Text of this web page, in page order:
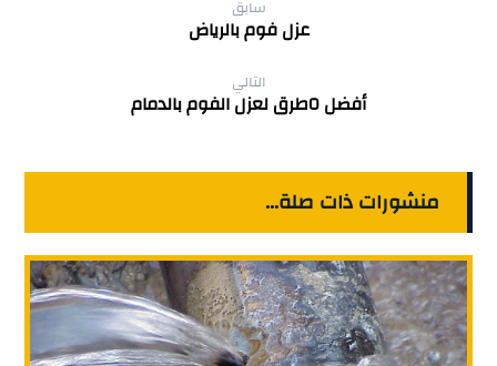
سابق
عزل فوم بالرياض
التالي
أفضل ٥طرق لعزل الفوم بالدمام
منشورات ذات صلة...